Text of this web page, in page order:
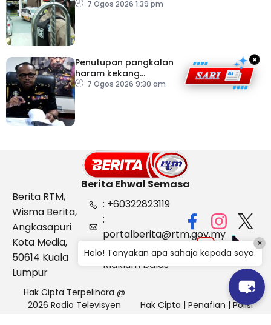
7 Ogos 2026 1:39 pm
Penutupan pangkalan
haram kekang
penyeludupan di
7 Ogos 2026 9:30 am
×
Berita Ehwal Semasa
Berita RTM,
Wisma Berita,
Angkasapuri
Kota Media,
50614 Kuala
Lumpur
: +60322823119
:
portalberita@rtm.gov.my
: Aduan &
Maklum balas
Hak Cipta Terpelihara @
2026 Radio Televisyen
Hak Cipta | Penafian | Polisi
Helo! Tanyakan apa sahaja kepada saya.
×